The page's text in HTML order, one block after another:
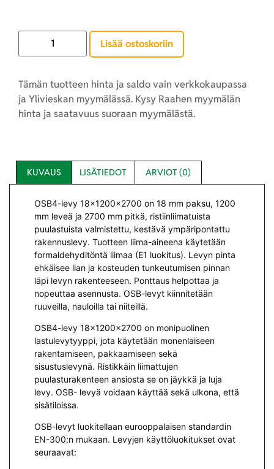
Lisää ostoskoriin
Tämän tuotteen hinta ja saldo vain verkkokaupassa
ja Ylivieskan myymälässä. Kysy Raahen myymälän
hinta ja saatavuus suoraan myymälästä.
KUVAUS LISÄTIEDOT ARVIOT (0)
OSB4-levy 18x1200x2700 on 18 mm paksu, 1200
mm leveä ja 2700 mm pitkä, ristiinliimatuista
puulastuista valmistettu, kestävä ympäripontattu
rakennuslevy. Tuotteen liima-aineena käytetään
formaldehyditöntä liimaa (E1 luokitus). Levyn pinta
ehkäisee lian ja kosteuden tunkeutumisen pinnan
läpi levyn rakenteeseen. Ponttaus helpottaa ja
nopeuttaa asennusta. OSB-levyt kiinnitetään
ruuveilla, nauloilla tai niiteillä.
OSB4-levy 18x1200x2700 on monipuolinen
lastulevytyyppi, jota käytetään monenlaiseen
rakentamiseen, pakkaamiseen sekä
sisustuslevynä. Ristikkäin liimattujen
puulasturakenteen ansiosta se on jäykkä ja luja
levy. OSB- levyä voidaan käyttää sekä ulkona, että
sisätiloissa.
OSB-levyt luokitellaan eurooppalaisen standardin
EN-300:n mukaan. Levyjen käyttöluokitukset ovat
seuraavat: